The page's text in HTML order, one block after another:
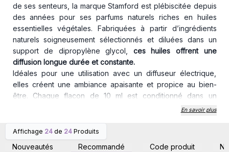
de ses senteurs, la marque Stamford est plébiscitée depuis
des années pour ses parfums naturels riches en huiles
essentielles végétales. Fabriquées à partir d’ingrédients
naturels soigneusement sélectionnés et diluées dans un
support de dipropylène glycol, ces huiles offrent une
diffusion longue durée et constante.
Idéales pour une utilisation avec un diffuseur électrique,
elles créent une ambiance apaisante et propice au bien-
être. Chaque flacon de 10 ml est conditionné dans un
emballage 100 % recyclable, respectueux de
Astuce d’utilisation : Ajoutez quelques gouttes dans votre
En savoir plus
Affichage 24 de 24 Produits
Nouveautés Recommandé Code produit
Connectez-vous ou
inscrivez-vous pour
accéder aux prix de gros
inscrivez-vous pour
accéder aux prix de gros